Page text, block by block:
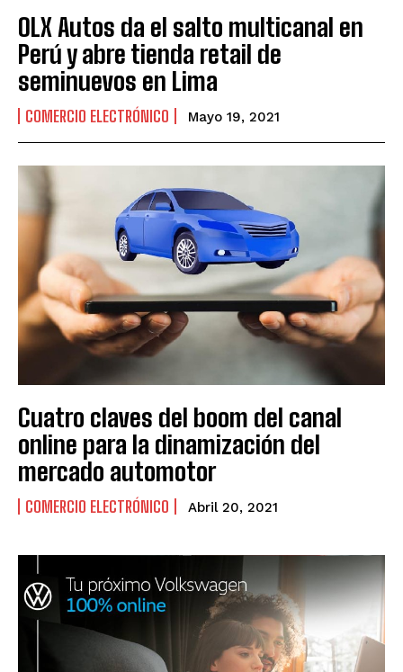
OLX Autos da el salto multicanal en
Perú y abre tienda retail de
seminuevos en Lima
COMERCIO ELECTRÓNICO Mayo 19, 2021
Cuatro claves del boom del canal
online para la dinamización del
mercado automotor
COMERCIO ELECTRÓNICO Abril 20, 2021